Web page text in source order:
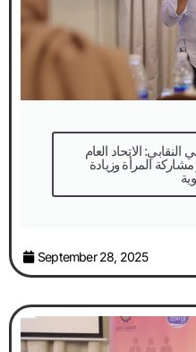
الاتحاد العام
المرأة وزيادة
September 28, 2025